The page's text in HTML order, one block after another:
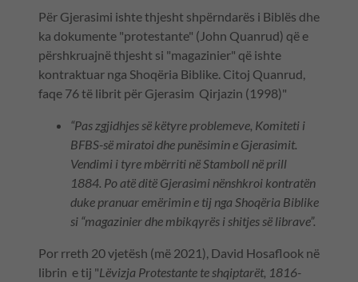
Për Gjerasimi ishte thjesht shpërndarës i Biblës dhe
ka dokumente "protestante" (John Quanrud) që e
përshkruajnë thjesht si "magazinier" që ishte
kontraktuar nga Shoqëria Biblike. Citoj Quanrud,
faqe 76 të librit për Gjerasim Qirjazin (1998)"
“Pas zgjidhjes së këtyre problemeve, Komiteti i
BFBS-së miratoi dhe punësimin e Gjerasimit.
Vendimi i tyre mbërriti në Stamboll në prill
1884. Po atë ditë Gjerasimi nënshkroi kontratën
duke pranuar emërimin e tij nga Shoqëria Biblike
si “magazinier dhe mbikqyrës i shitjes së librave”.
Por rreth 20 vjetësh (më 2021), David Hosaflook në
librin e tij "Lëvizja Protestante te shqiptarët, 1816-